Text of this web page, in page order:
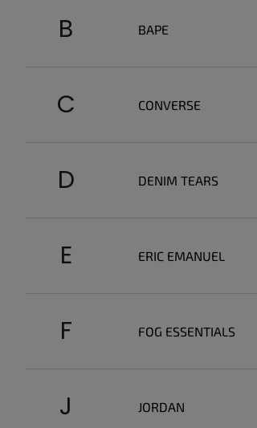
B BAPE
C CONVERSE
D DENIM TEARS
E ERIC EMANUEL
F FOG ESSENTIALS
J JORDAN